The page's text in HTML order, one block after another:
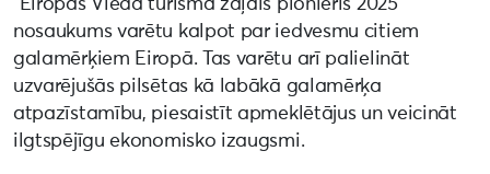
“Eiropas Viedā tūrisma zaļais pionieris 2025”
nosaukums varētu kalpot par iedvesmu citiem
galamērķiem Eiropā. Tas varētu arī palielināt
uzvarējušās pilsētas kā labākā galamērķa
atpazīstamību, piesaistīt apmeklētājus un veicināt
ilgtspējīgu ekonomisko izaugsmi.‍